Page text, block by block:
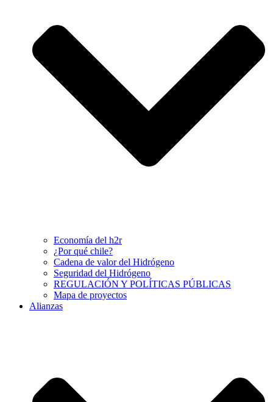
Economía del h2r
¿Por qué chile?
Cadena de valor del Hidrógeno
Seguridad del Hidrógeno
REGULACIÓN Y POLÍTICAS PÚBLICAS
Mapa de proyectos
Alianzas